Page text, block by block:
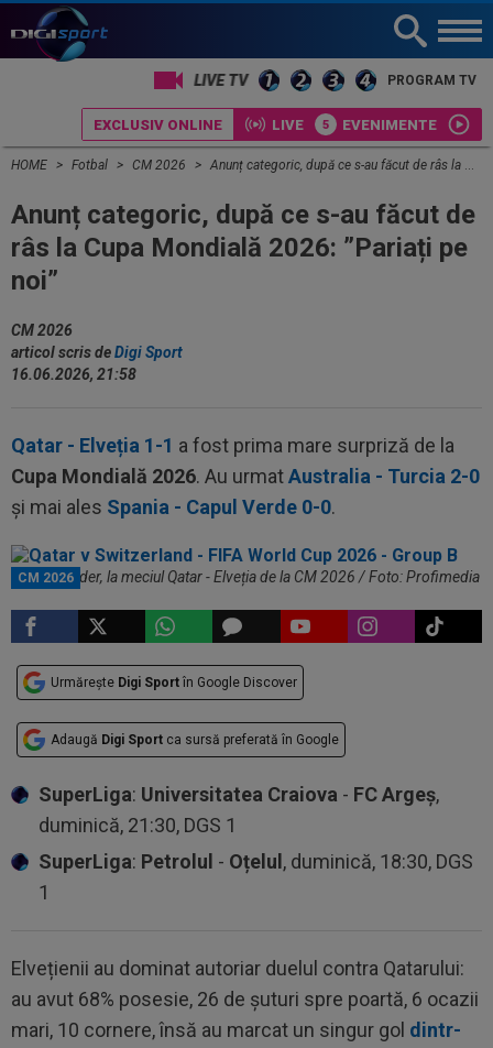
PROGRAM TV
EXCLUSIV ONLINE LIVE EVENIMENTE
HOME Fotbal CM 2026 Anunț categoric, după ce s-au făcut de râs la Cupa Mondială 2026: ”Pariați pe noi”
Anunț categoric, după ce s-au făcut de
râs la Cupa Mondială 2026: ”Pariați pe
noi”
CM 2026
articol scris deDigi Sport
16.06.2026, 21:58
Qatar - Elveția 1-1 a fost prima mare surpriză de la
Cupa Mondială 2026. Au urmatAustralia - Turcia 2-0
și mai ales Spania - Capul Verde 0-0.
CM 2026
Fabian Rieder, la meciul Qatar - Elveția de la CM 2026 / Foto: Profimedia
Urmărește Digi Sport în Google Discover
Adaugă Digi Sport ca sursă preferată în Google
SuperLiga: Universitatea Craiova - FC Argeș,
duminică, 21:30, DGS 1
SuperLiga: Petrolul - Oțelul , duminică, 18:30, DGS
1
Elvețienii au dominat autoriar duelul contra Qatarului:
au avut 68% posesie, 26 de șuturi spre poartă, 6 ocazii
mari, 10 cornere, însă au marcat un singur gol dintr-